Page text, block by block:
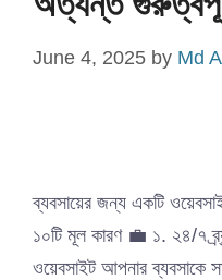
June 4, 2025 by Md
ব্যবসায়ের জন্য একটি
১০টি মূল কারণ 💼 ১. ২৪/৭
ওয়েবসাইট আপনার ব্যবসাকে